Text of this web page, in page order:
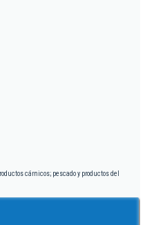
cárnicos; pescado y productos del